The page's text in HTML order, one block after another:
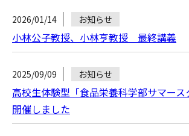
2026/01/14 お知らせ
小林公子教授、小林亨教授 最終講義
2025/09/09 お知らせ
高校生体験型「食品栄養科学部サマース
開催しました